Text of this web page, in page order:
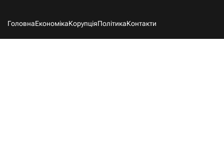
ГоловнаЕкономікаКорупціяПолітикаКонтакти